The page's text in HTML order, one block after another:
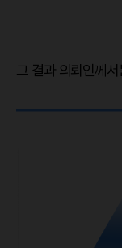
그 결과 의뢰인께